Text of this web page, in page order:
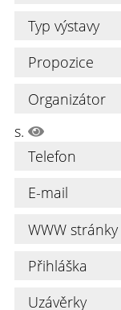
Typ výstavy
Propozice
Organizátor
s.
Telefon
E-mail
WWW stránky
Přihláška
Uzávěrky